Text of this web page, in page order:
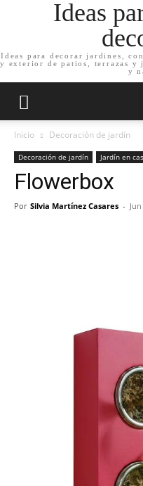
Ideas
Ideas para decorar jardines,
y exterior de patios, terrazas y
y
Inicio Decoración de jardín
Decoración de jardín Jardín en
Flowerbox
Por Silvia Martínez Casares -